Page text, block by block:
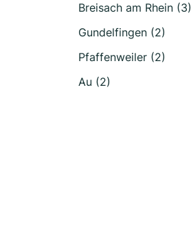
Breisach am Rhein (3)
Gundelfingen (2)
Pfaffenweiler (2)
Au (2)